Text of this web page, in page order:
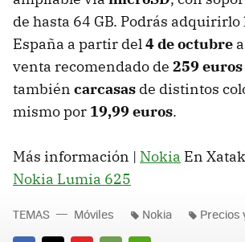
de hasta 64 GB. Podrás
España a partir del4 de octubre
venta recomendado de 259
también carcasas de distintos
mismo por 19,99 euros.
Más información | Nokia En
Nokia Lumia 625
TEMAS Móviles Nokia Precios